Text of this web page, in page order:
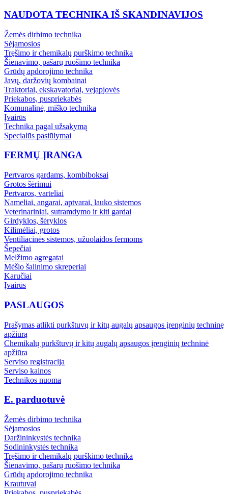
NAUDOTA TECHNIKA IŠ SKANDINAVIJOS
Žemės dirbimo technika
Sėjamosios
Tręšimo ir chemikalų purškimo technika
Šienavimo, pašarų ruošimo technika
Grūdų apdorojimo technika
Javų, daržovių kombainai
Traktoriai, ekskavatoriai, vejapjovės
Priekabos, puspriekabės
Komunalinė, miško technika
Įvairūs
Technika pagal užsakymą
Specialūs pasiūlymai
FERMŲ ĮRANGA
Pertvaros gardams, kombiboksai
Grotos šėrimui
Pertvaros, varteliai
Nameliai, angarai, aptvarai, lauko sistemos
Veterinariniai, sutramdymo ir kiti gardai
Girdyklos, šėryklos
Kilimėliai, grotos
Ventiliacinės sistemos, užuolaidos fermoms
Šepečiai
Melžimo agregatai
Mėšlo šalinimo skreperiai
Karučiai
Įvairūs
PASLAUGOS
Prašymas atlikti purkštuvų ir kitų augalų apsaugos įrenginių techninę
apžiūrą
Chemikalų purkštuvų ir kitų augalų apsaugos įrenginių techninė
apžiūra
Serviso registracija
Serviso kainos
Technikos nuoma
E. parduotuvė
Žemės dirbimo technika
Sėjamosios
Daržininkystės technika
Sodininkystės technika
Tręšimo ir chemikalų purškimo technika
Šienavimo, pašarų ruošimo technika
Grūdų apdorojimo technika
Krautuvai